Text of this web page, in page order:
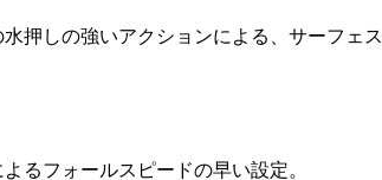
押しの強いアクションによる、サーフェス
るフォールスピードの早い設定。